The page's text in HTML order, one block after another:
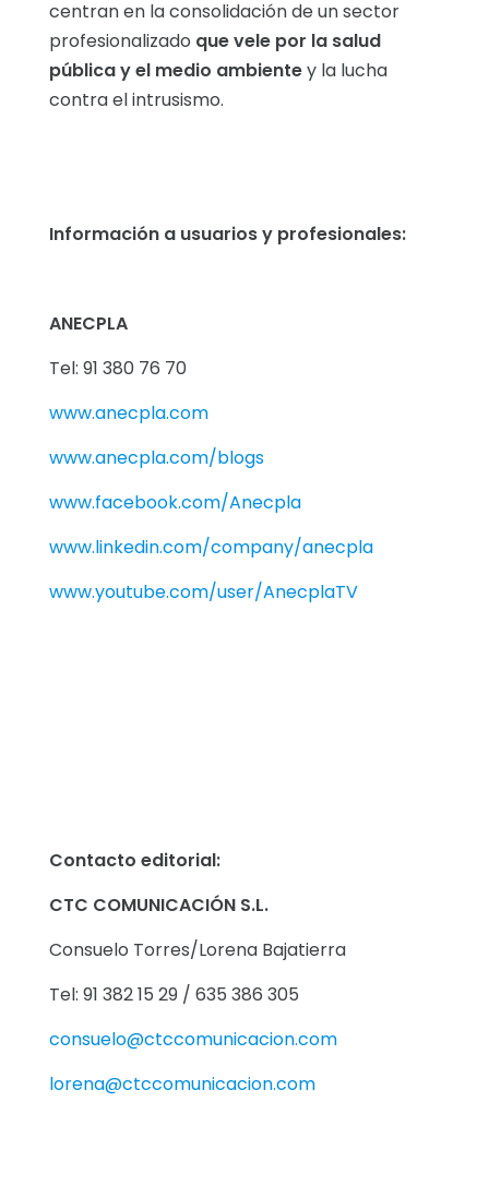
centran en la consolidación de un sector
profesionalizado que vele por la salud
pública y el medio ambientey la lucha
contra el intrusismo.
Información a usuarios y profesionales:
ANECPLA
Tel: 91 380 76 70
www.anecpla.com
www.anecpla.com/blogs
www.facebook.com/Anecpla
www.linkedin.com/company/anecpla
www.youtube.com/user/AnecplaTV
Contacto editorial:
CTC COMUNICACIÓN S.L.
Consuelo Torres/Lorena Bajatierra
Tel: 91 382 15 29 / 635 386 305
consuelo@ctccomunicacion.com
lorena@ctccomunicacion.com